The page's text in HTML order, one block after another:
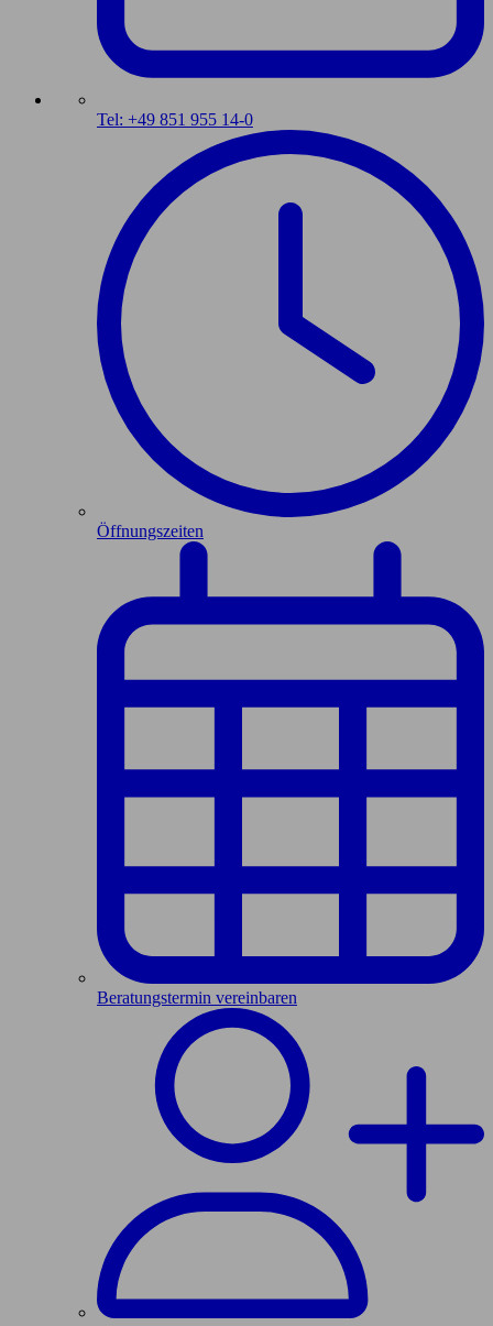
Tel: +49 851 955 14-0
Öffnungszeiten
Beratungstermin vereinbaren